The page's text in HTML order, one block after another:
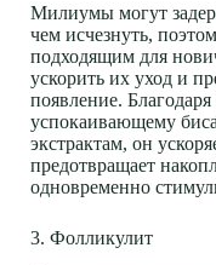
Милиумы могут
чем исчезнуть,
подходящим для
ускорить их уход и
появление.
успокаивающему
экстрактам, он
предотвращает
одновременно
3. Фолликулит